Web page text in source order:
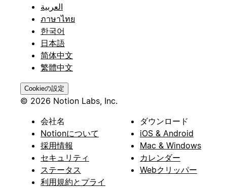
العربية
ภาษาไทย
한국어
日本語
简体中文
繁體中文
Cookieの設定
© 2026 Notion Labs, Inc.
会社名
Notionについて
採用情報
セキュリティ
ステータス
利用規約とプライ
ダウンロード
iOS & Android
Mac & Windows
カレンダー
Webクリッパー